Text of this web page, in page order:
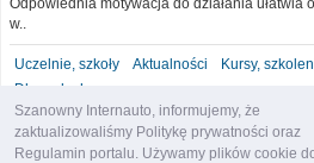
Szanowny Internauto, informujemy, że
zaktualizowaliśmy Politykę prywatności oraz
Regulamin portalu. Używamy plików cookie
w..
Uczelnie, szkoły Aktualności Kursy,
Dla malucha
motoryzacja